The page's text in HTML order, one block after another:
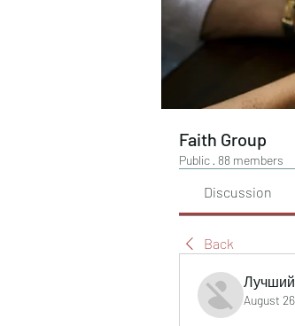
Faith Group
Public · 88 members
Discussion
Back
Лучший
August